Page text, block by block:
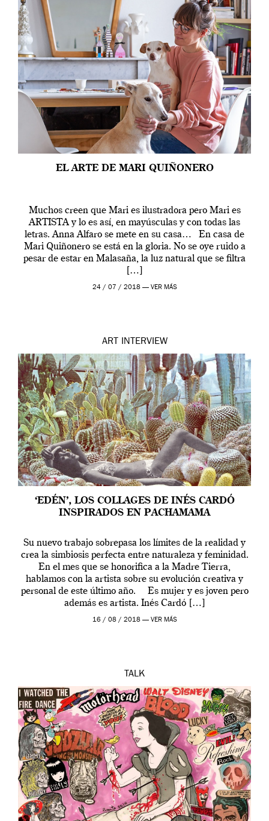
EL ARTE DE MARI QUIÑONERO
Muchos creen que Mari es ilustradora pero Mari es
ARTISTA y lo es así, en mayúsculas y con todas las
letras. Anna Alfaro se mete en su casa… En casa de
Mari Quiñonero se está en la gloria. No se oye ruido a
pesar de estar en Malasaña, la luz natural que se filtra
[…]
24 / 07 / 2018 — VER MÁS
ART INTERVIEW
‘EDÉN’, LOS COLLAGES DE INÉS CARDÓ
INSPIRADOS EN PACHAMAMA
Su nuevo trabajo sobrepasa los límites de la realidad y
crea la simbiosis perfecta entre naturaleza y feminidad.
En el mes que se honorifica a la Madre Tierra,
hablamos con la artista sobre su evolución creativa y
personal de este último año. Es mujer y es joven pero
además es artista. Inés Cardó […]
16 / 08 / 2018 — VER MÁS
TALK